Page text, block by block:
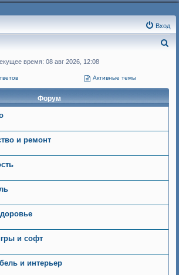
Вход
время: 08 авг 2026, 12:08
Активные темы
Форум
и ремонт
и софт
и интерьер